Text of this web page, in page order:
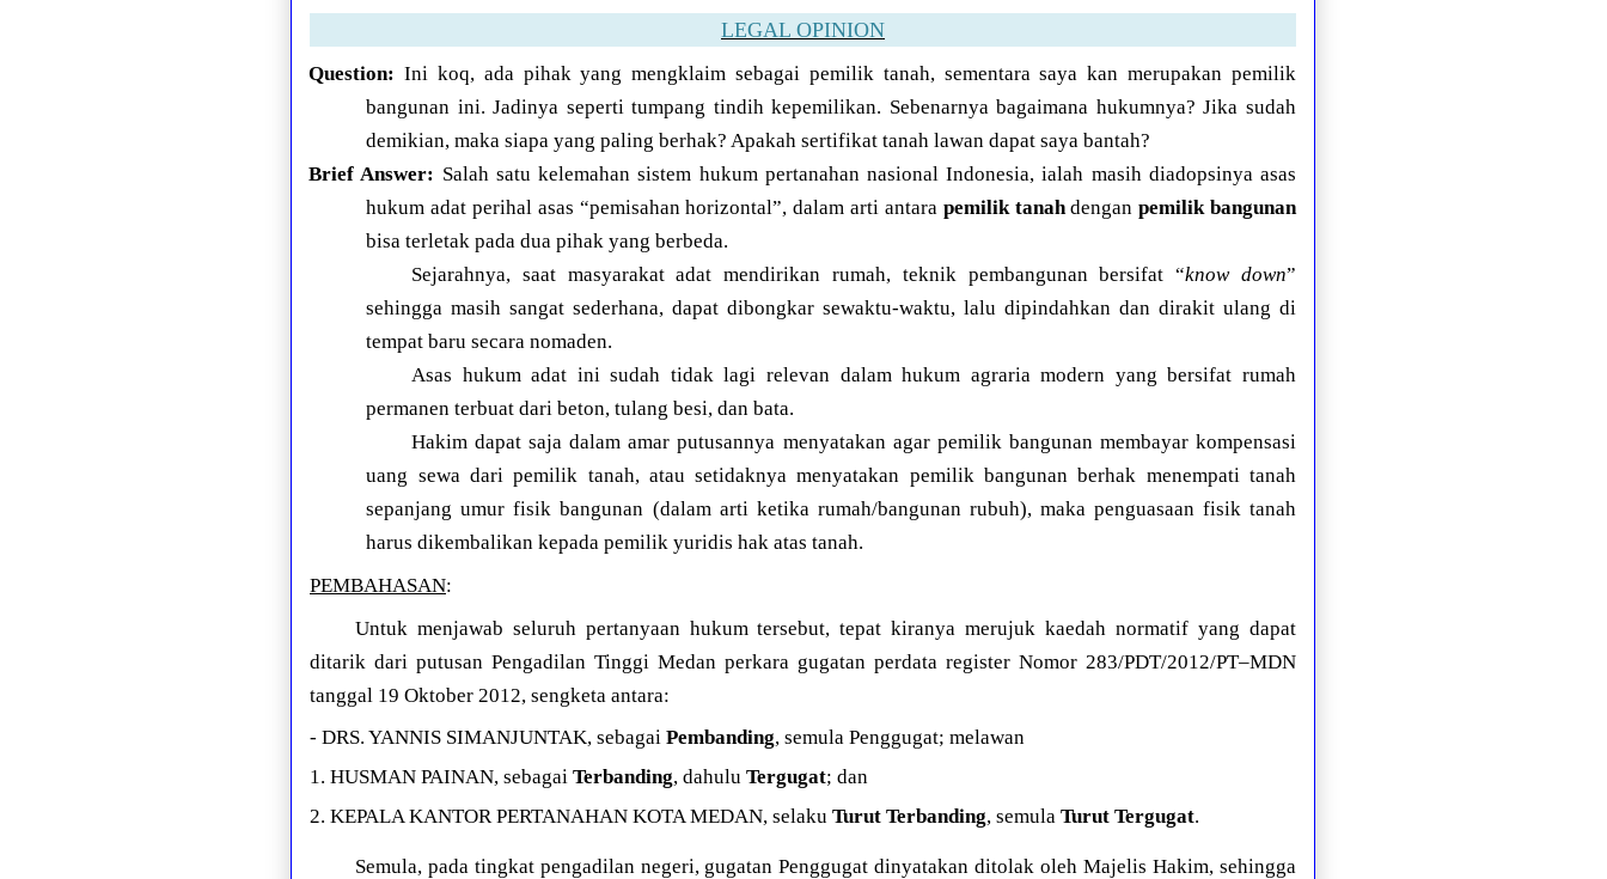
LEGAL OPINION
Question: Ini koq, ada pihak yang mengklaim sebagai pemilik tanah, sementara saya kan merupakan pemilik
bangunan ini. Jadinya seperti tumpang tindih kepemilikan. Sebenarnya bagaimana hukumnya? Jika sudah
demikian, maka siapa yang paling berhak? Apakah sertifikat tanah lawan dapat saya bantah?
Brief Answer: Salah satu kelemahan sistem hukum pertanahan nasional Indonesia, ialah masih diadopsinya asas
hukum adat perihal asas “pemisahan horizontal”, dalam arti antara pemilik tanahdenganpemilik bangunan
bisa terletak pada dua pihak yang berbeda.
Sejarahnya, saat masyarakat adat mendirikan rumah, teknik pembangunan bersifat “know down”
sehingga masih sangat sederhana, dapat dibongkar sewaktu-waktu, lalu dipindahkan dan dirakit ulang di
tempat baru secara nomaden.
Asas hukum adat ini sudah tidak lagi relevan dalam hukum agraria modern yang bersifat rumah
permanen terbuat dari beton, tulang besi, dan bata.
Hakim dapat saja dalam amar putusannya menyatakan agar pemilik bangunan membayar kompensasi
uang sewa dari pemilik tanah, atau setidaknya menyatakan pemilik bangunan berhak menempati tanah
sepanjang umur fisik bangunan (dalam arti ketika rumah/bangunan rubuh), maka penguasaan fisik tanah
harus dikembalikan kepada pemilik yuridis hak atas tanah.
PEMBAHASAN:
Untuk menjawab seluruh pertanyaan hukum tersebut, tepat kiranya merujuk kaedah normatif yang dapat
ditarik dari putusan Pengadilan Tinggi Medan perkara gugatan perdata register Nomor 283/PDT/2012/PT–MDN
tanggal 19 Oktober 2012, sengketa antara:
- DRS. YANNIS SIMANJUNTAK, sebagai Pembanding, semula Penggugat; melawan
1. HUSMAN PAINAN, sebagai Terbanding, dahulu Tergugat; dan
2. KEPALA KANTOR PERTANAHAN KOTA MEDAN, selaku Turut Terbanding, semula Turut Tergugat.
Semula, pada tingkat pengadilan negeri, gugatan Penggugat dinyatakan ditolak oleh Majelis Hakim, sehingga